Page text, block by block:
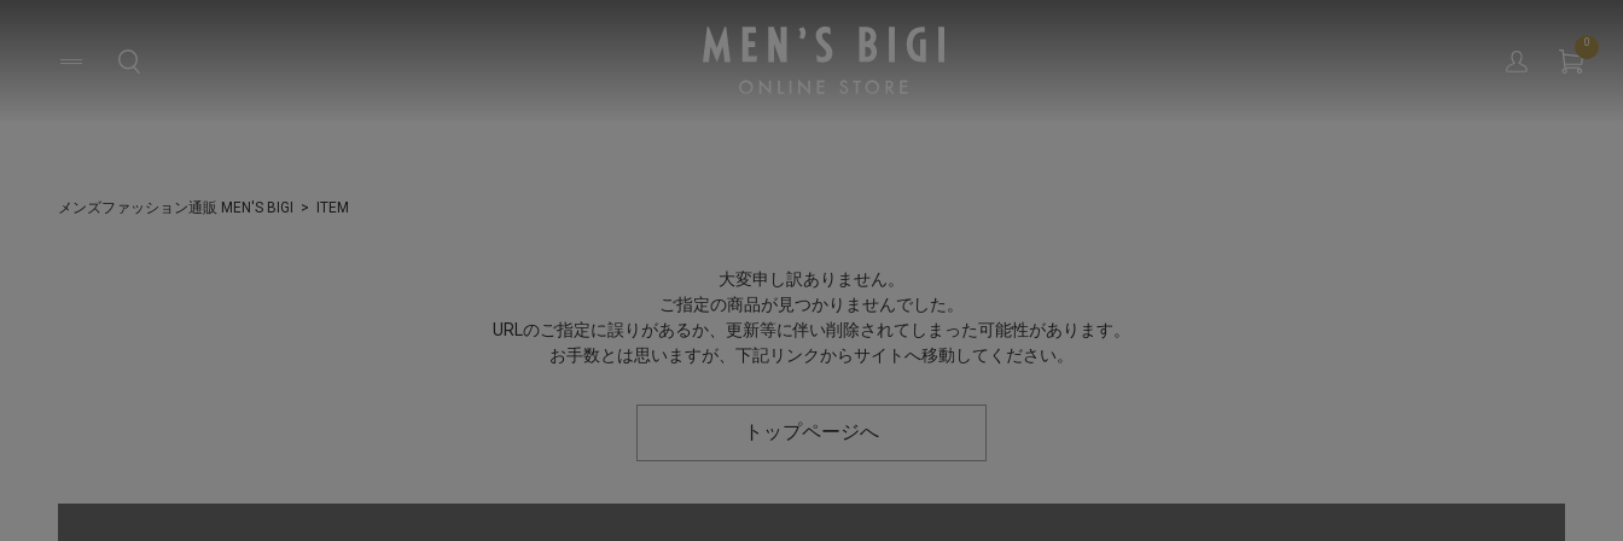
0
メンズファッション通販 MEN'S BIGI ITEM
大変申し訳ありません。
ご指定の商品が見つかりませんでした。
URLのご指定に誤りがあるか、更新等に伴い削除されてしまった可能性があります。
お手数とは思いますが、下記リンクからサイトへ移動してください。
トップページへ